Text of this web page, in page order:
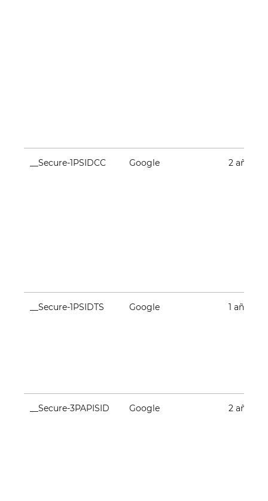
__Secure-1PSIDCC Google 2 años
__Secure-1PSIDTS Google 1 año
__Secure-3PAPISID Google 2 años